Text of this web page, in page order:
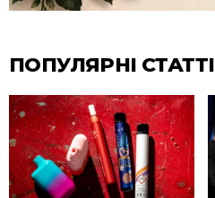
ПОПУЛЯРНІ СТАТТІ